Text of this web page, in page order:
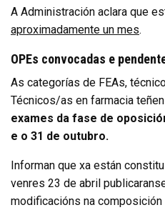
A Administración aclara que
aproximadamente un mes.
OPEs convocadas e
As categorías de FEAs,
Técnicos/as en farmacia
exames da fase de
e o 31 de outubro.
Informan que xa están
venres 23 de abril
modificacións na composición